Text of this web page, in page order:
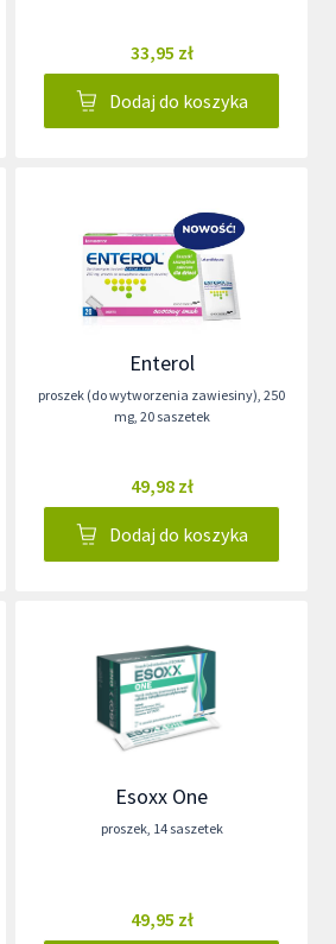
33,95 zł
Dodaj do koszyka
Enterol
proszek (do wytworzenia zawiesiny), 250
mg, 20 saszetek
49,98 zł
Dodaj do koszyka
Esoxx One
proszek, 14 saszetek
49,95 zł